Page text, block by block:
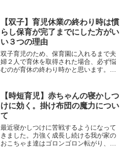
でもいいですがインスタント以外の選択
肢として、だいたい5分あれば作れる１歳
児用味噌汁を最近作るようになり、我が
家の子供たちに大ヒットしましたのでそ
の作り方を紹介します。なお僕の料理の
基礎は、Youtubeでおなじみ料理研究家リ
ュウジさんの「リュウジのバズレシピ」
から作られており、その料理法（今回は
にアレンジしたものとなっております。
【双子】育児休業の終わり時は慣
らし保育が完了までにした方がい
い３つの理由
双子育児のため、保育園に入れるまで夫
婦２人で育休を取得された場合、必ず悩
むのが育休の終わり時かと思います。僕
に職場復帰しようと考える男性は多いか
と思いますが、慣らし保育期間が終わる
までは育休を取っておいたほうが絶対に
いいです。この記事では、「僕の慣らし
保育期間の実体験」から理由を紹介しま
す。
【時短育児】赤ちゃんの寝かしつ
けに効く。掛け布団の魔力につい
て
最近寝かしつけに苦戦するようになって
きました。力強く成長し続ける我が家の
おこちゃま達はゴロンゴロン転がり、座